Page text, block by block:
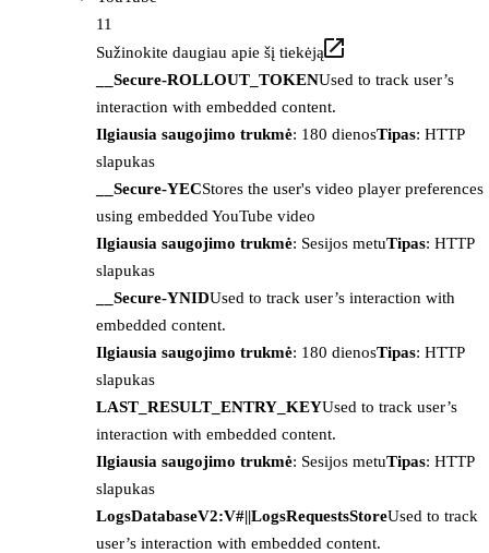
11
Sužinokite daugiau apie šį tiekėją
__Secure-ROLLOUT_TOKENUsed to track user’s
interaction with embedded content.
Ilgiausia saugojimo trukmė: 180 dienosTipas: HTTP
slapukas
__Secure-YECStores the user's video player preferences
using embedded YouTube video
Ilgiausia saugojimo trukmė: Sesijos metuTipas: HTTP
slapukas
__Secure-YNIDUsed to track user’s interaction with
embedded content.
Ilgiausia saugojimo trukmė: 180 dienosTipas: HTTP
slapukas
LAST_RESULT_ENTRY_KEYUsed to track user’s
interaction with embedded content.
Ilgiausia saugojimo trukmė: Sesijos metuTipas: HTTP
slapukas
LogsDatabaseV2:V#||LogsRequestsStoreUsed to track
user’s interaction with embedded content.